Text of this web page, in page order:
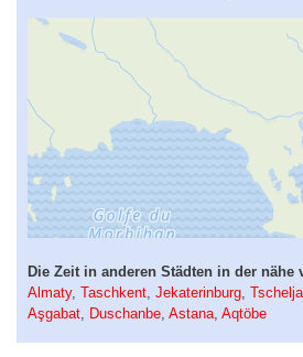
Die Zeit in anderen Städten in der nähe
Almaty, Taschkent Jekaterinburg
Aşgabat Duschanbe Astana Aqtöbe